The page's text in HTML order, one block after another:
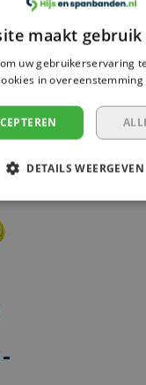
-
maakt
uw gebruikerservaring
in
DETAILS WEERGEVEN